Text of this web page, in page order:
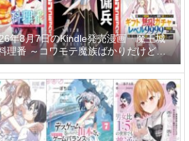
年8月7日のKindle発売漫画「魔王城
理番 ～コワモテ魔族ばかりだけど、
イトな職場です～ 6巻」「魔女と傭兵
」「信じていた仲間達にダンジョン奥
殺されかけたがギフト『無限ガチャ』
ベル9999の仲間達を手に入れて元パ
ィーメンバーと世界に復讐＆『ざま
』します！ 23巻」など